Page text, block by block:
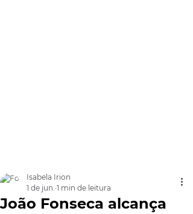
João Fonseca alcança
Isabela Irion
1 de jun. 1 min de leitura